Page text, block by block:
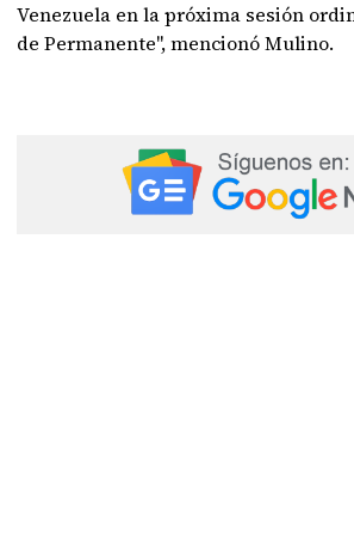
Venezuela en la próxima sesión
de Permanente", mencionó Mulino.